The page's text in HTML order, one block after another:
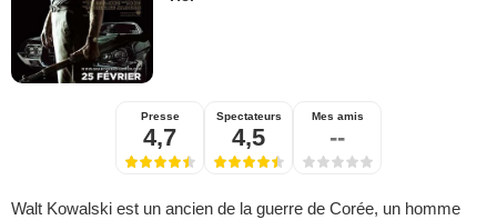
Presse
4,7
Spectateurs
4,5
Mes amis
--
Walt Kowalski est un ancien de la guerre de Corée, un homme